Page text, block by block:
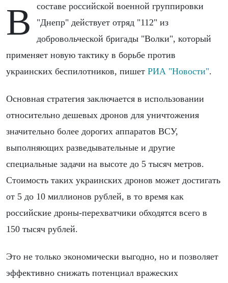
В составе российской военной группировки
"Днепр" действует отряд "112" из
добровольческой бригады "Волки", который
применяет новую тактику в борьбе против
украинских беспилотников, пишет РИА "Новости".
Основная стратегия заключается в использовании
относительно дешевых дронов для уничтожения
значительно более дорогих аппаратов ВСУ,
выполняющих разведывательные и другие
специальные задачи на высоте до 5 тысяч метров.
Стоимость таких украинских дронов может достигать
от 5 до 10 миллионов рублей, в то время как
российские дроны-перехватчики обходятся всего в
150 тысяч рублей.
Это не только экономически выгодно, но и позволяет
эффективно снижать потенциал вражеских